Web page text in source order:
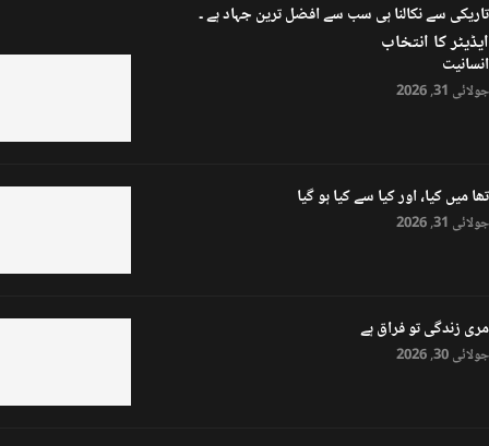
تاریکی سے نکالنا ہی سب سے افضل ترین جہاد ہے ۔
ایڈیٹر کا انتخاب
انسانیت
جولائی 31, 2026
تھا میں کیا، اور کیا سے کیا ہو گیا
جولائی 31, 2026
مری زندگی تو فراق ہے
جولائی 30, 2026